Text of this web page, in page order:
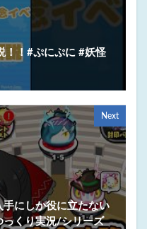
！！#ぷにぷに #妖怪
Next
にしか役に立たない
っくり実況/シリーズ